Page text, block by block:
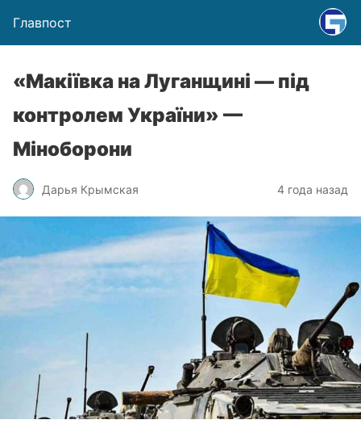
Главпост
«Макіївка на Луганщині — під
контролем України» —
Міноборони
Дарья Крымская 4 года назад